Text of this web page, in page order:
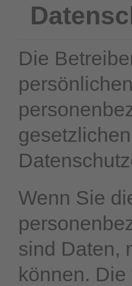
Die
Wenn Sie
sind Daten,
können.